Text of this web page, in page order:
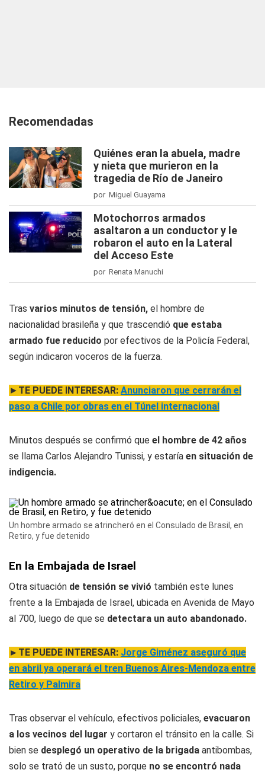
Recomendadas
Quiénes eran la abuela, madre
y nieta que murieron en la
tragedia de Río de Janeiro
por Miguel Guayama
Motochorros armados
asaltaron a un conductor y le
robaron el auto en la Lateral
del Acceso Este
por Renata Manuchi
Tras varios minutos de tensión, el hombre de
nacionalidad brasileña y que trascendió que estaba
armado fue reducido por efectivos de la Policía Federal,
según indicaron voceros de la fuerza.
► TE PUEDE INTERESAR: Anunciaron que cerrarán el
paso a Chile por obras en el Túnel internacional
Minutos después se confirmó que el hombre de 42 años
se llama Carlos Alejandro Tunissi, y estaría en situación de
indigencia.
Un hombre armado se atrincheró en el Consulado de Brasil, en
Retiro, y fue detenido
En la Embajada de Israel
Otra situación de tensión se vivió también este lunes
frente a la Embajada de Israel, ubicada en Avenida de Mayo
al 700, luego de que se detectara un auto abandonado.
►TE PUEDE INTERESAR: Jorge Giménez aseguró que
en abril ya operará el tren Buenos Aires-Mendoza entre
Retiro y Palmira
Tras observar el vehículo, efectivos policiales, evacuaron
a los vecinos del lugar y cortaron el tránsito en la calle. Si
bien se desplegó un operativo de la brigada antibombas,
solo se trató de un susto, porque no se encontró nada